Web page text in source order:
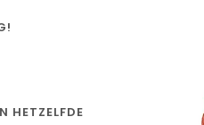
HETZELFDE